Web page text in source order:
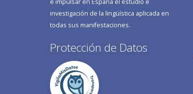
investigación de la lingüística aplicada en
todas sus manifestaciones.
Protección de Datos